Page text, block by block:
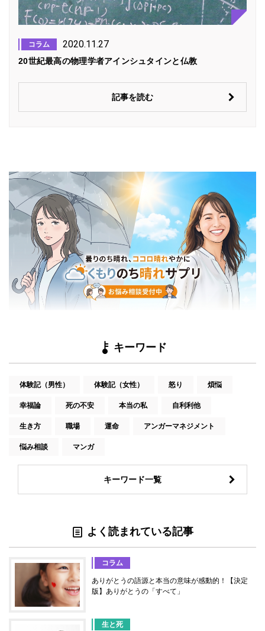
コラム 2020.11.27
20世紀最高の物理学者アインシュタインと仏教
記事を読む
キーワード
体験記（男性） 体験記（女性） 怒り 煩悩
幸福論 死の不安 本当の私 自利利他
生き方 職場 運命 アンガーマネジメント
悩み相談 マンガ
キーワード一覧
よく読まれている記事
コラム
ありがとうの語源と本当の意味が感動的！【決定
版】ありがとうの「すべて」
生と死